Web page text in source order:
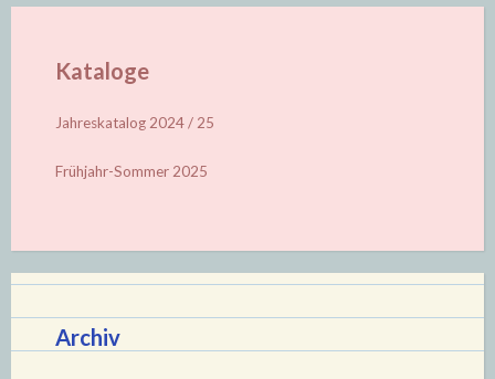
Kataloge
Jahreskatalog 2024 / 25
Frühjahr-Sommer 2025
Archiv